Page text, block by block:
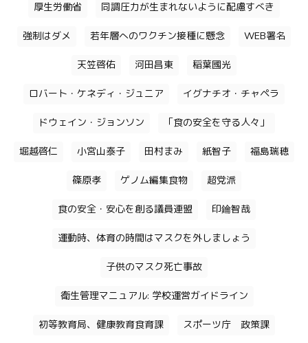
厚生労働省 同調圧力が生まれないように配慮すべき
強制はダメ 若年層へのワクチン接種に懸念 WEB署名
天笠啓佑 河田昌東 稲葉國光
ロバート・ケネディ・ジュニア イグナチオ・チャペラ
ドウェイン・ジョンソン 「食の安全を守る人々」
堀越啓仁 小宮山泰子 田村まみ 紙智子 福島瑞穂
篠原孝 ゲノム編集食物 超党派
食の安全・安心を創る議員連盟 印鑰智哉
運動時、体育の時間はマスクを外しましょう
子供のマスク死亡事故
衛生管理マニュアル: 学校運営ガイドライン
初等教育局、健康教育食育課 スポーツ庁 政策課